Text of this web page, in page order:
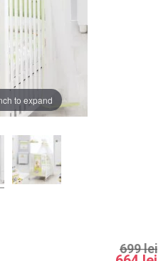
to expand
699 lei
5646 lei